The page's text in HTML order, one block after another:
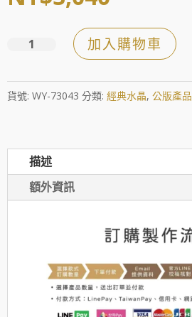
星
型
數
加入購物車
貨號: WY-73043 分類: 經典水晶, 公版產品
描述
額外資訊